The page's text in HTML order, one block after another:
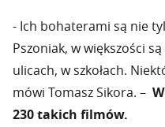
- Ich bohaterami są nie
Pszoniak, w większości
ulicach, w szkołach.
mówi Tomasz Sikora. –
230 takich filmów.